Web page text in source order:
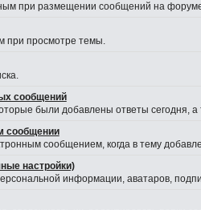
при размещении сообщений на
при просмотре темы.
сообщений
были добавлены ответы сегодня,
сообщении
сообщением, когда в тему
настройки)
информации, аватаров,